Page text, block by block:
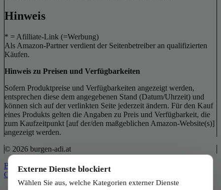
Hinweis
* = Afilliate-Link (=Werbung)
Als Amazon-Partner verdient der Seitenbetreiber an qualifizierten
Käufen.
Hinweis zu Preisen und Verfügbarkeiten
Sofern Produktpreise und Verfügbarkeiten angezeigt werden,
entsprechen diese dem angegebenen Stand (Datum/Uhrzeit) und
können sich auf der verlinkten Seite jederzeit ändern. Für den Kauf
eines Produkts gelten die Angaben zu Preis und Verfügbarkeit, die
zum Kaufzeitpunkt [auf der/den maßgeblichen Amazon-Website(s)]
angezeigt werden.
© 2026 burgen-adi.at
Back to Top
Close
Externe Dienste blockiert
Wählen Sie aus, welche Kategorien externer Dienste